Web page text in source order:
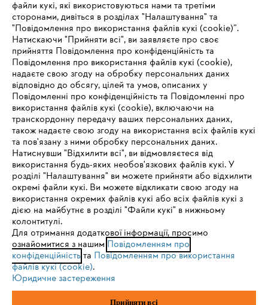
Про компанію STIHL
Запитання та відповіді
Сервіс
Політика конфіденційності Вихідні дані Cookies
Юридична інформація
ТОВ Андреас Штіль
IHR BROWSER WIRD NICHT
UNTERSTÜTZT
Sie nutzen einen Browser, den wir noch nicht unterstützen. Für
eine optimale Nutzung unserer Seite empfehlen wir Ihnen, zu
einem der folgenden Browser zu wechseln:
Firefox Chrome
файли кукі, які використовуються нами та третіми
сторонами, дивіться в розділах "Налаштування" та
"Повідомлення про використання файлів кукі (cookie)”.
Натискаючи "Прийняти всі", ви заявляєте про своє
прийняття Повідомлення про конфіденційність та
Повідомлення про використання файлів кукі (cookie),
надаєте свою згоду на обробку персональних даних
відповідно до обсягу, цілей та умов, описаних у
Повідомленні про конфіденційність та Повідомленні про
використання файлів кукі (cookie), включаючи на
транскордонну передачу ваших персональних даних,
також надаєте свою згоду на використання всіх файлів кукі
та пов'язану з ними обробку персональних даних.
Натиснувши "Відхилити всі", ви відмовляєтеся від
використання будь-яких необов'язкових файлів кукі. У
розділі "Налаштування" ви можете прийняти або відхилити
окремі файли кукі. Ви можете відкликати свою згоду на
використання окремих файлів кукі або всіх файлів кукі з
дією на майбутнє в розділі "Файли кукі" в нижньому
колонтитулі.
Для отримання додаткової інформації, просимо
ознайомитися з нашим Повідомленням про
конфіденційністьта Повідомленням про використання
файлів кукі (cookie).
Юридичне застереження
Прийняти всі